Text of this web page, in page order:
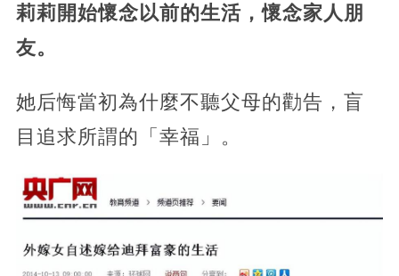
莉莉開始懷念以前的生活，懷念家人朋
友。
她后悔當初為什麼不聽父母的勸告，盲
目追求所謂的「幸福」。